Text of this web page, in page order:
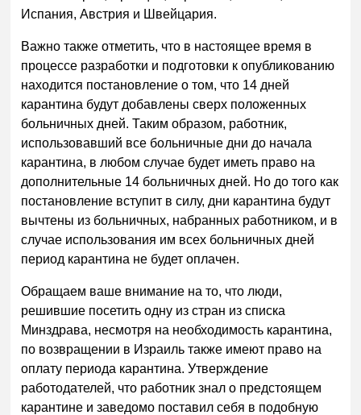
Испания, Австрия и Швейцария.
Важно также отметить, что в настоящее время в
процессе разработки и подготовки к опубликованию
находится постановление о том, что 14 дней
карантина будут добавлены сверх положенных
больничных дней. Таким образом, работник,
использовавший все больничные дни до начала
карантина, в любом случае будет иметь право на
дополнительные 14 больничных дней. Но до того как
постановление вступит в силу, дни карантина будут
вычтены из больничных, набранных работником, и в
случае использования им всех больничных дней
период карантина не будет оплачен.
Обращаем ваше внимание на то, что люди,
решившие посетить одну из стран из списка
Минздрава, несмотря на необходимость карантина,
по возвращении в Израиль также имеют право на
оплату периода карантина. Утверждение
работодателей, что работник знал о предстоящем
карантине и заведомо поставил себя в подобную